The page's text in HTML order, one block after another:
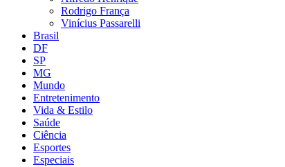
Rodrigo França
Vinícius Passarelli
Brasil
DF
SP
MG
Mundo
Entretenimento
Vida & Estilo
Saúde
Ciência
Esportes
Especiais